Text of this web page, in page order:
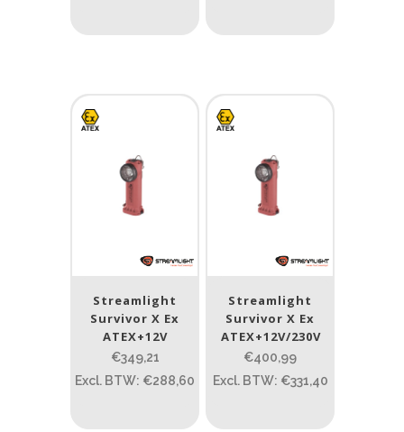
Laser
Nee(8)
Type batterij
Type batterij
Streamlight
Survivor X Ex
ATEX+12V
€349,21
Excl. BTW: €288,60
Streamlight
Survivor X Ex
ATEX+12V/230V
€400,99
Excl. BTW: €331,40